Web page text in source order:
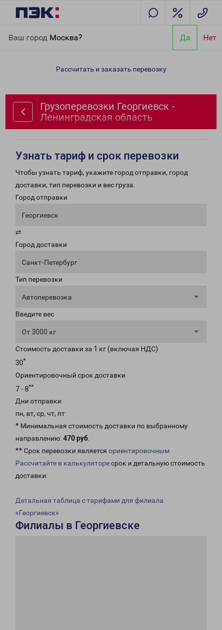
Ваш город Москва? Да Нет
Ленинградская область
Рассчитать и заказать перевозку
Грузоперевозки Георгиевск -
Ленинградская область
Узнать тариф и срок перевозки
Чтобы узнать тариф, укажите город отправки, город
доставки, тип перевозки и вес груза.
Город отправки
Георгиевск
⇄
Город доставки
Санкт-Петербург
Тип перевозки
Автоперевозка
Введите вес
От 3000 кг
Стоимость доставки за 1 кг (включая НДС)
30*
Ориентировочный срок доставки
7 - 8**
Дни отправки
пн, вт, ср, чт, пт
* Минимальная стоимость доставки по выбранному
направлению: 470 руб.
** Срок перевозки является ориентировочным
Рассчитайте в калькуляторесрок и детальную стоимость
доставки.
Детальная таблица с тарифами для филиала
«Георгиевск»
Филиалы в Георгиевске